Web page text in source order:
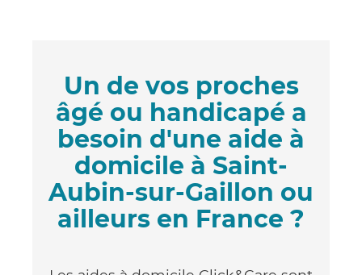
Un de vos proches
âgé ou handicapé a
besoin d'une aide à
domicile à Saint-
Aubin-sur-Gaillon ou
ailleurs en France ?